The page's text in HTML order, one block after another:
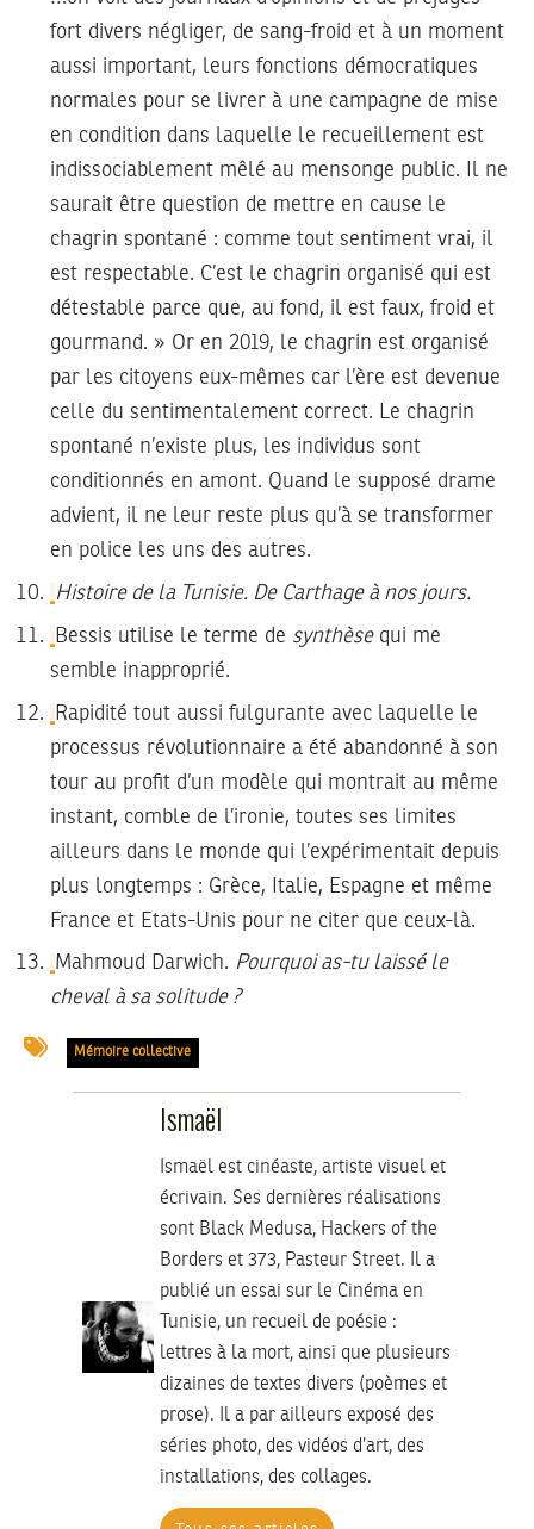
fort divers négliger, de sang-froid et à un moment
aussi important, leurs fonctions démocratiques
normales pour se livrer à une campagne de mise
en condition dans laquelle le recueillement est
indissociablement mêlé au mensonge public. Il ne
saurait être question de mettre en cause le
chagrin spontané : comme tout sentiment vrai, il
est respectable. C’est le chagrin organisé qui est
détestable parce que, au fond, il est faux, froid et
gourmand. » Or en 2019, le chagrin est organisé
par les citoyens eux-mêmes car l’ère est devenue
celle du sentimentalement correct. Le chagrin
spontané n’existe plus, les individus sont
conditionnés en amont. Quand le supposé drame
advient, il ne leur reste plus qu’à se transformer
en police les uns des autres.
Histoire de la Tunisie. De Carthage à nos jours.
Bessis utilise le terme de synthèsequi me
semble inapproprié.
Rapidité tout aussi fulgurante avec laquelle le
processus révolutionnaire a été abandonné à son
tour au profit d’un modèle qui montrait au même
instant, comble de l’ironie, toutes ses limites
ailleurs dans le monde qui l’expérimentait depuis
plus longtemps : Grèce, Italie, Espagne et même
France et Etats-Unis pour ne citer que ceux-là.
Mahmoud Darwich. Pourquoi as-tu laissé le
cheval à sa solitude ?
Mémoire collective
Ismaël
Ismaël est cinéaste, artiste visuel et
écrivain. Ses dernières réalisations
sont Black Medusa, Hackers of the
Borders et 373, Pasteur Street. Il a
publié un essai sur le Cinéma en
Tunisie, un recueil de poésie :
lettres à la mort, ainsi que plusieurs
dizaines de textes divers (poèmes et
prose). Il a par ailleurs exposé des
séries photo, des vidéos d’art, des
installations, des collages.